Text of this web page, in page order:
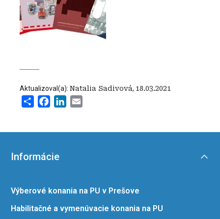
Aktualizoval(a): Natalia Sadivová, 18.03.2021
Share FacebookLinkedIn
Informácie
Výberové konania na PU v Prešove
Habilitačné a vymenúvacie konania na PU